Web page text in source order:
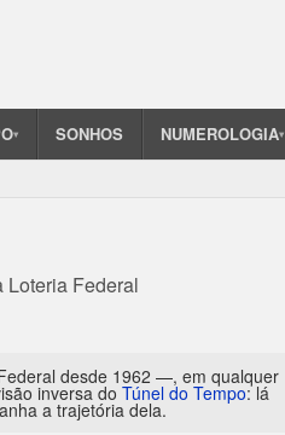
▾ SONHOS NUMEROLOGIA▾
Loteria Federal
desde 1962 —, em qualquer
inversa do Túnel do Tempo: lá
a trajetória dela.